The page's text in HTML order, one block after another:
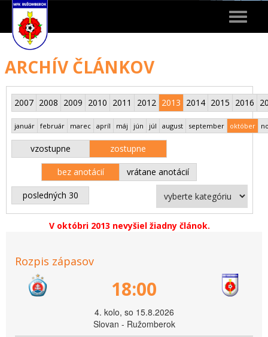
Toggle
ARCHÍV ČLÁNKOV
2007 2008 2009 2010 2011 2012 2013 2014 2015 2016
január február marec apríl máj jún júl august september október
vzostupne zostupne
bez anotácií vrátane anotácií
posledných 30
V októbri 2013 nevyšiel žiadny článok.
Rozpis zápasov
18:00
4. kolo, so 15.8.2026
Slovan - Ružomberok